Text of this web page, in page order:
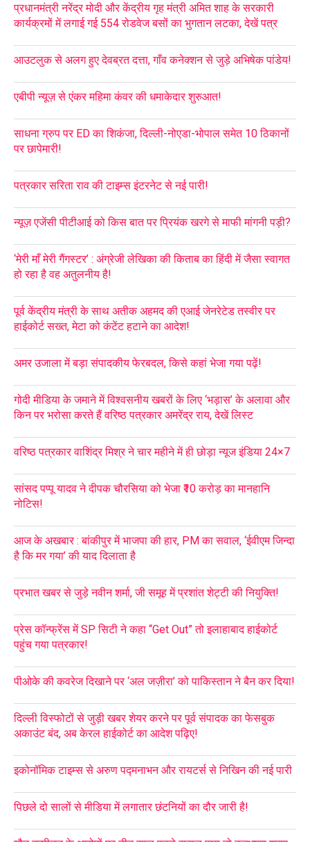
प्रधानमंत्री नरेंद्र मोदी और केंद्रीय गृह मंत्री अमित शाह के सरकारी
कार्यक्रमों में लगाई गई 554 रोडवेज बसों का भुगतान लटका, देखें पत्र
आउटलुक से अलग हुए देवब्रत दत्ता, गाँव कनेक्शन से जुड़े अभिषेक पांडेय!
एबीपी न्यूज़ से एंकर महिमा कंवर की धमाकेदार शुरुआत!
साधना ग्रुप पर ED का शिकंजा, दिल्ली-नोएडा-भोपाल समेत 10 ठिकानों
पर छापेमारी!
पत्रकार सरिता राव की टाइम्स इंटरनेट से नई पारी!
न्यूज़ एजेंसी पीटीआई को किस बात पर प्रियंक खरगे से माफी मांगनी पड़ी?
‘मेरी माँ मेरी गैंगस्टर’ : अंग्रेजी लेखिका की किताब का हिंदी में जैसा स्वागत
हो रहा है वह अतुलनीय है!
पूर्व केंद्रीय मंत्री के साथ अतीक अहमद की एआई जेनरेटेड तस्वीर पर
हाईकोर्ट सख्त, मेटा को कंटेंट हटाने का आदेश!
अमर उजाला में बड़ा संपादकीय फेरबदल, किसे कहां भेजा गया पढ़ें!
गोदी मीडिया के जमाने में विश्वसनीय खबरों के लिए ‘भड़ास’ के अलावा और
किन पर भरोसा करते हैं वरिष्ठ पत्रकार अमरेंद्र राय, देखें लिस्ट
वरिष्ठ पत्रकार वाशिंद्र मिश्र ने चार महीने में ही छोड़ा न्यूज इंडिया 24×7
सांसद पप्पू यादव ने दीपक चौरसिया को भेजा ₹10 करोड़ का मानहानि
नोटिस!
आज के अखबार : बांकीपुर में भाजपा की हार, PM का सवाल, ‘ईवीएम जिन्दा
है कि मर गया’ की याद दिलाता है
प्रभात खबर से जुड़े नवीन शर्मा, जी समूह में प्रशांत शेट्टी की नियुक्ति!
प्रेस कॉन्फ्रेंस में SP सिटी ने कहा “Get Out” तो इलाहाबाद हाईकोर्ट
पहुंच गया पत्रकार!
पीओके की कवरेज दिखाने पर ‘अल जज़ीरा’ को पाकिस्तान ने बैन कर दिया!
दिल्ली विस्फोटों से जुड़ी खबर शेयर करने पर पूर्व संपादक का फेसबुक
अकाउंट बंद, अब केरल हाईकोर्ट का आदेश पढ़िए!
इकोनॉमिक टाइम्स से अरुण पद्मनाभन और रायटर्स से निखिन की नई पारी
पिछले दो सालों से मीडिया में लगातार छंटनियों का दौर जारी है!